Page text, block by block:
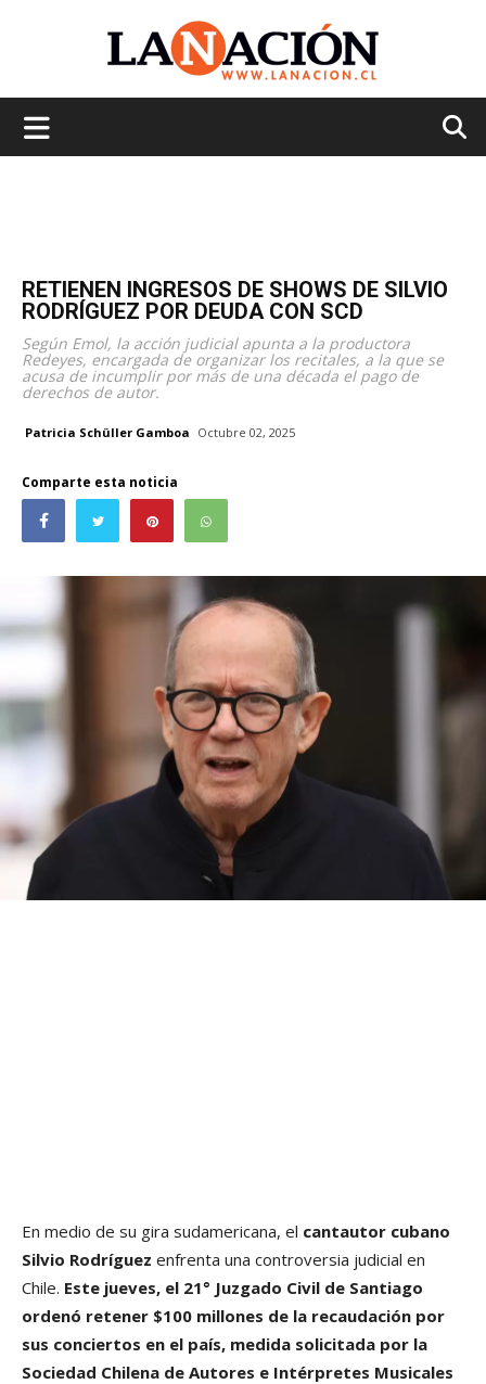
RETIENEN INGRESOS DE SHOWS DE SILVIO
RODRÍGUEZ POR DEUDA CON SCD
Según Emol, la acción judicial apunta a la productora
Redeyes, encargada de organizar los recitales, a la que se
acusa de incumplir por más de una década el pago de
derechos de autor.
Patricia Schüller Gamboa Octubre 02, 2025
Comparte esta noticia
En medio de su gira sudamericana, el cantautor cubano
Silvio Rodríguez enfrenta una controversia judicial en
Chile. Este jueves, el 21° Juzgado Civil de Santiago
ordenó retener $100 millones de la recaudación por
sus conciertos en el país, medida solicitada por la
Sociedad Chilena de Autores e Intérpretes Musicales